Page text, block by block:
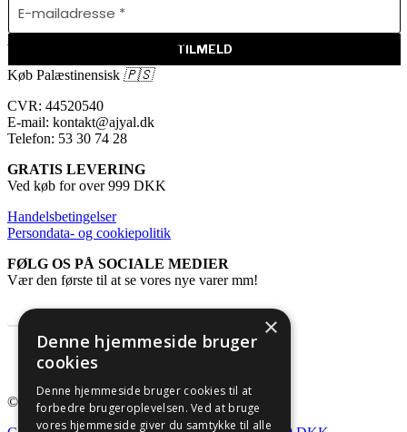
Ajyal | a Piece of Palestine
Køb Palæstinensisk 🇵🇸
CVR: 44520540
E-mail: kontakt@ajyal.dk
Telefon: 53 30 74 28
GRATIS LEVERING
Ved køb for over 999 DKK
Handelsbetingelser
Persondata- og cookiepolitik
FØLG OS PÅ SOCIALE MEDIER
Vær den første til at se vores nye varer mm!
Instagram Facebook
© 2026 Ajyal.
×
Denne hjemmeside bruger
cookies
Denne hjemmeside bruger cookies til at
forbedre brugeroplevelsen. Ved at bruge
vores hjemmeside giver du samtykke til alle